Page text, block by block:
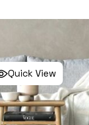
Quick View